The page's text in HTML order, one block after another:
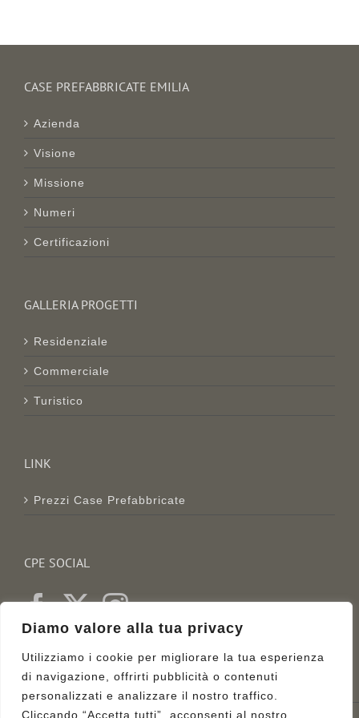
Diamo valore alla tua privacy
Utilizziamo i cookie per migliorare la tua esperienza
di navigazione, offrirti pubblicità o contenuti
personalizzati e analizzare il nostro traffico.
Cliccando “Accetta tutti”, acconsenti al nostro
CASE PREFABBRICATE EMILIA
Azienda
Visione
Missione
Numeri
Certificazioni
GALLERIA PROGETTI
Residenziale
Commerciale
Turistico
LINK
Prezzi Case Prefabbricate
CPE SOCIAL